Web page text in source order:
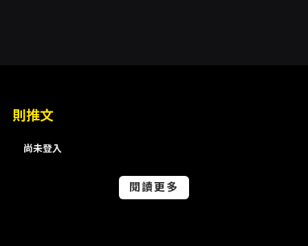
教育成果與感受青春風貌的好機會。 購票與入場
方面，建議提早購票並於演出前30分鐘入場，以
求或身心障礙相關的優待，請依票務頁面與主辦
過 OPENTIX 提供售票平台與取票相關服務。演
出曲目完整清單會在節目當日依現場公布為準，
則推文
尚未登入
閱讀更多